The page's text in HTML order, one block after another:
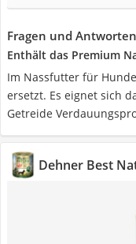
Fragen und
Enthält das Premium
Im Nassfutter für
ersetzt. Es eignet sich
Getreide
Dehner Best